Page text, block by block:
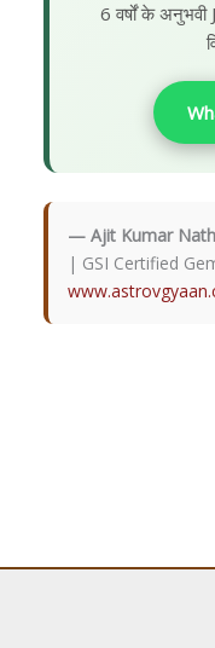
6 वर्षों के
— Ajit Kumar Nath
| GSI Certified